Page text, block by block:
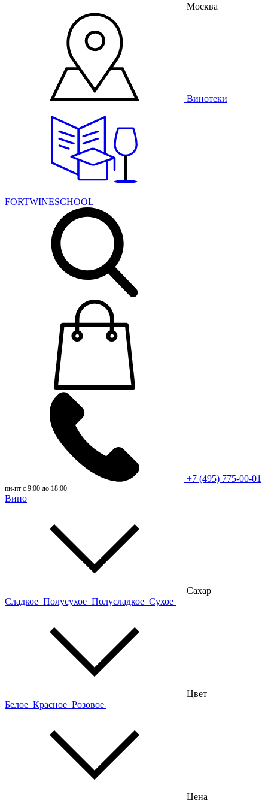
Москва
Винотеки
FORTWINESCHOOL
+7 (495) 775-00-01
пн-пт с 9:00 до 18:00
Вино
Сахар
Сладкое Полусухое Полусладкое Сухое
Цвет
Белое Красное Розовое
Цена